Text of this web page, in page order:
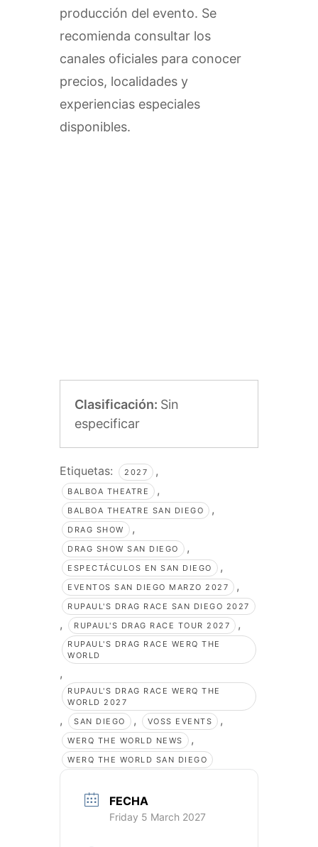
producción del evento. Se
recomienda consultar los
canales oficiales para conocer
precios, localidades y
experiencias especiales
disponibles.
Clasificación: Sin
especificar
Etiquetas: 2027 ,
BALBOA THEATRE ,
BALBOA THEATRE SAN DIEGO ,
DRAG SHOW ,
DRAG SHOW SAN DIEGO ,
ESPECTÁCULOS EN SAN DIEGO ,
EVENTOS SAN DIEGO MARZO 2027 ,
RUPAUL'S DRAG RACE SAN DIEGO 2027
, RUPAUL'S DRAG RACE TOUR 2027 ,
RUPAUL'S DRAG RACE WERQ THE
WORLD
,
RUPAUL'S DRAG RACE WERQ THE
WORLD 2027
, SAN DIEGO , VOSS EVENTS ,
WERQ THE WORLD NEWS ,
WERQ THE WORLD SAN DIEGO
FECHA
Friday 5 March 2027